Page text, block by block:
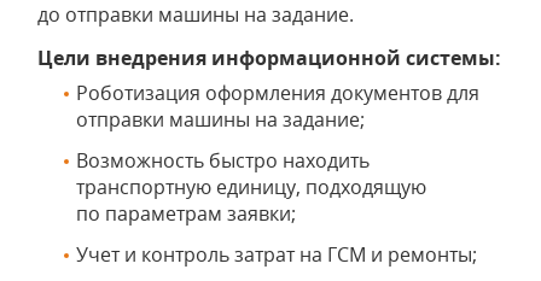
до отправки машины на задание.
Цели внедрения информационной системы:
Роботизация оформления документов для
отправки машины на задание;
Возможность быстро находить
транспортную единицу, подходящую
по параметрам заявки;
Учет и контроль затрат на ГСМ и ремонты;